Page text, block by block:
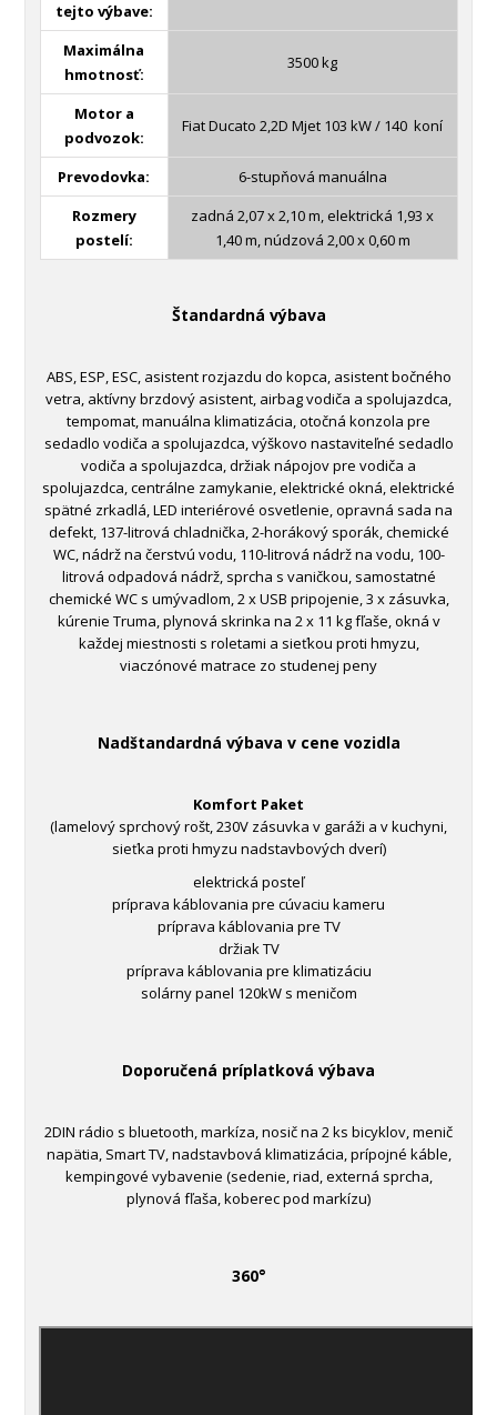
tejto výbave:
Maximálna
hmotnosť:
3500 kg
Motor a
podvozok:
Fiat Ducato 2,2D Mjet 103 kW / 140 koní
Prevodovka:
6-stupňová manuálna
Rozmery
postelí:
zadná 2,07 x 2,10 m, elektrická 1,93 x
1,40 m, núdzová 2,00 x 0,60 m
Štandardná výbava
ABS, ESP, ESC, asistent rozjazdu do kopca, asistent bočného
vetra, aktívny brzdový asistent, airbag vodiča a spolujazdca,
tempomat, manuálna klimatizácia, otočná konzola pre
sedadlo vodiča a spolujazdca, výškovo nastaviteľné sedadlo
vodiča a spolujazdca, držiak nápojov pre vodiča a
spolujazdca, centrálne zamykanie, elektrické okná, elektrické
spätné zrkadlá, LED interiérové osvetlenie, opravná sada na
defekt, 137-litrová chladnička, 2-horákový sporák, chemické
WC, nádrž na čerstvú vodu, 110-litrová nádrž na vodu, 100-
litrová odpadová nádrž, sprcha s vaničkou, samostatné
chemické WC s umývadlom, 2 x USB pripojenie, 3 x zásuvka,
kúrenie Truma, plynová skrinka na 2 x 11 kg fľaše, okná v
každej miestnosti s roletami a sieťkou proti hmyzu,
viaczónové matrace zo studenej peny
Nadštandardná výbava v cene vozidla
Komfort Paket
(lamelový sprchový rošt, 230V zásuvka v garáži a v kuchyni,
sieťka proti hmyzu nadstavbových dverí)
elektrická posteľ
príprava káblovania pre cúvaciu kameru
príprava káblovania pre TV
držiak TV
príprava káblovania pre klimatizáciu
solárny panel 120kW s meničom
Doporučená príplatková výbava
2DIN rádio s bluetooth, markíza, nosič na 2 ks bicyklov, menič
napätia, Smart TV, nadstavbová klimatizácia, prípojné káble,
kempingové vybavenie (sedenie, riad, externá sprcha,
plynová fľaša, koberec pod markízu)
360°